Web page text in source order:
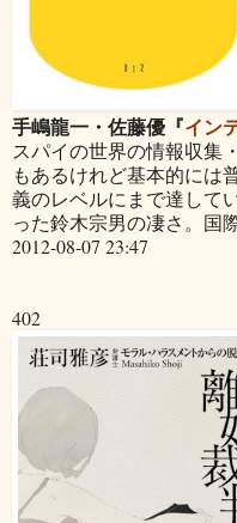
手嶋龍一・佐藤優『イン
スパイの世界の情報収集
もあるけれど基本的には
義のレベルにまで達して
った鈴木宗男の凄さ。国
2012-08-07 23:47
402